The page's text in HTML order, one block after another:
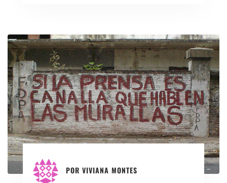
POR VIVIANA MONTES